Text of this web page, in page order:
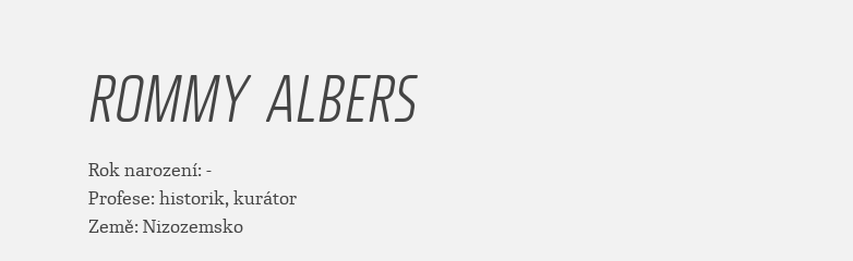
ROMMY ALBERS
Rok narození: -
Profese: historik, kurátor
Země: Nizozemsko